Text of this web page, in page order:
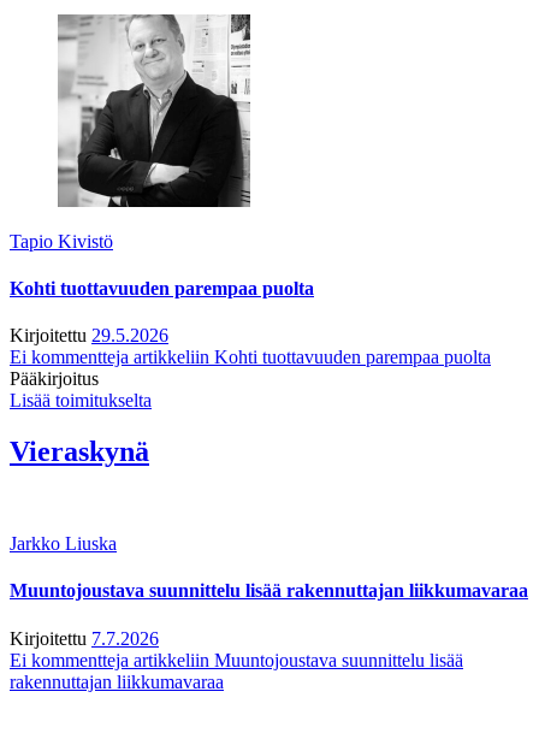
Tapio Kivistö
Kohti tuottavuuden parempaa puolta
Kirjoitettu 29.5.2026
Ei kommentteja artikkeliin Kohti tuottavuuden parempaa puolta
Pääkirjoitus
Lisää toimitukselta
Vieraskynä
Jarkko Liuska
Muuntojoustava suunnittelu lisää rakennuttajan liikkumavaraa
Kirjoitettu 7.7.2026
Ei kommentteja artikkeliin Muuntojoustava suunnittelu lisää
rakennuttajan liikkumavaraa